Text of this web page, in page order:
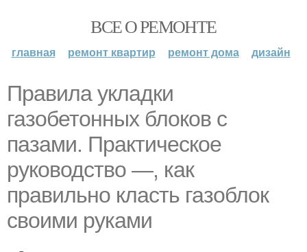
ВСЕ О РЕМОНТЕ
главная ремонт квартир ремонт дома дизайн
Правила укладки
газобетонных блоков с
пазами. Практическое
руководство —, как
правильно класть газоблок
своими руками